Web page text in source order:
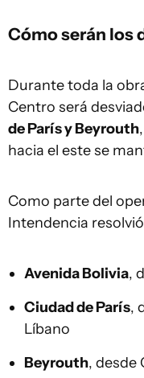
Cómo serán los
Durante toda la
Centro será
de París y Beyrouth
hacia el este se
Como parte del
Intendencia
Avenida Bolivia,
Ciudad de París,
Líbano
Beyrouth, desde